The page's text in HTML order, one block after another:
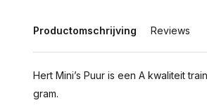
Productomschrijving Reviews
Hert Mini’s Puur is een A kwaliteit
gram.